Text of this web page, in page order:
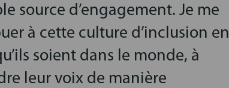
source d’engagement. Je me
à cette culture d’inclusion en
soient dans le monde, à
leur voix de manière